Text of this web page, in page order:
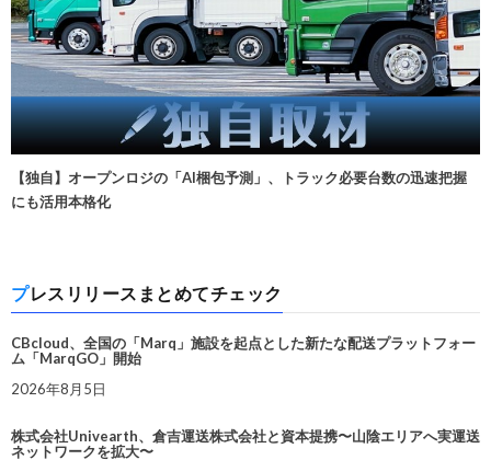
【独自】オープンロジの「AI梱包予測」、トラック必要台数の迅速把握
にも活用本格化
プレスリリースまとめてチェック
CBcloud、全国の「Marq」施設を起点とした新たな配送プラットフォー
ム「MarqGO」開始
2026年8月5日
株式会社Univearth、倉吉運送株式会社と資本提携〜山陰エリアへ実運送
ネットワークを拡大〜